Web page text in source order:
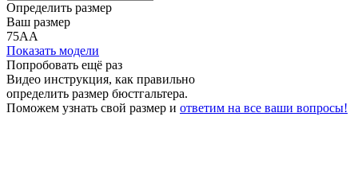
Определить размер
Ваш размер
75АА
Показать модели
Попробовать ещё раз
Видео инструкция, как правильно
определить размер бюстгальтера.
Поможем узнать свой размер и ответим на все ваши вопросы!